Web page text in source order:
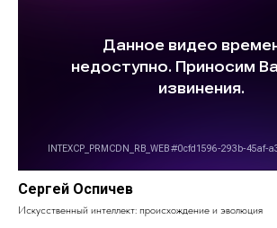
Сергей Оспичев
Искусственный интеллект: происхождение и эволюция